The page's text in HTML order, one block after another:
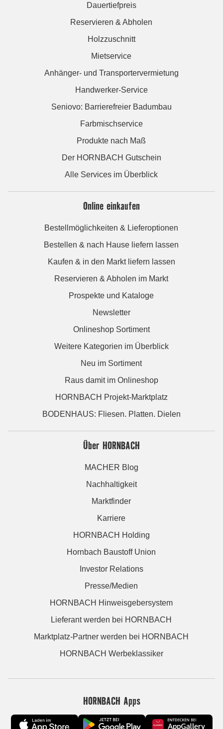
Dauertiefpreis
Reservieren & Abholen
Holzzuschnitt
Mietservice
Anhänger- und Transportervermietung
Handwerker-Service
Seniovo: Barrierefreier Badumbau
Farbmischservice
Produkte nach Maß
Der HORNBACH Gutschein
Alle Services im Überblick
Online einkaufen
Bestellmöglichkeiten & Lieferoptionen
Bestellen & nach Hause liefern lassen
Kaufen & in den Markt liefern lassen
Reservieren & Abholen im Markt
Prospekte und Kataloge
Newsletter
Onlineshop Sortiment
Weitere Kategorien im Überblick
Neu im Sortiment
Raus damit im Onlineshop
HORNBACH Projekt-Marktplatz
BODENHAUS: Fliesen. Platten. Dielen
Über HORNBACH
MACHER Blog
Nachhaltigkeit
Marktfinder
Karriere
HORNBACH Holding
Hornbach Baustoff Union
Investor Relations
Presse/Medien
HORNBACH Hinweisgebersystem
Lieferant werden bei HORNBACH
Marktplatz-Partner werden bei HORNBACH
HORNBACH Werbeklassiker
HORNBACH Apps